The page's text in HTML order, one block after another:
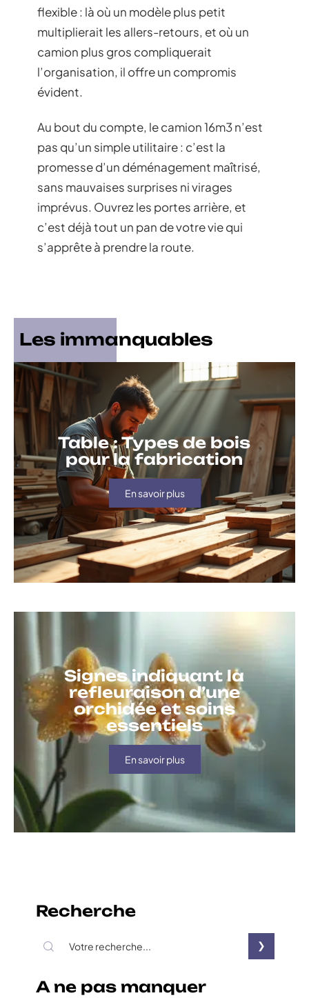
flexible : là où un modèle plus petit
multiplierait les allers-retours, et où un
camion plus gros compliquerait
l’organisation, il offre un compromis
évident.
Au bout du compte, le camion 16m3 n’est
pas qu’un simple utilitaire : c’est la
promesse d’un déménagement maîtrisé,
sans mauvaises surprises ni virages
imprévus. Ouvrez les portes arrière, et
c’est déjà tout un pan de votre vie qui
s’apprête à prendre la route.
Les immanquables
Table : Types de bois
pour la fabrication
En savoir plus
Signes indiquant la
refleuraison d’une
orchidée et soins
essentiels
En savoir plus
Recherche
A ne pas manquer